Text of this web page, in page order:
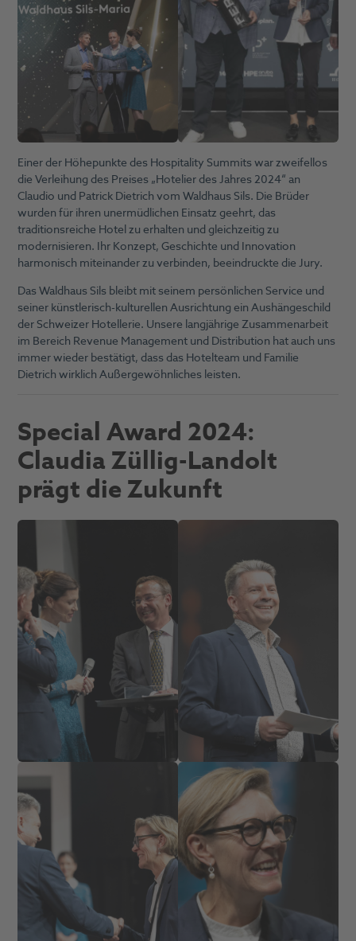
Einer der Höhepunkte des Hospitality Summits war zweifellos
die Verleihung des Preises „Hotelier des Jahres 2024“ an
Claudio und Patrick Dietrich vom Waldhaus Sils. Die Brüder
wurden für ihren unermüdlichen Einsatz geehrt, das
traditionsreiche Hotel zu erhalten und gleichzeitig zu
modernisieren. Ihr Konzept, Geschichte und Innovation
harmonisch miteinander zu verbinden, beeindruckte die Jury.
Das Waldhaus Sils bleibt mit seinem persönlichen Service und
seiner künstlerisch-kulturellen Ausrichtung ein Aushängeschild
der Schweizer Hotellerie. Unsere langjährige Zusammenarbeit
im Bereich Revenue Management und Distribution hat auch uns
immer wieder bestätigt, dass das Hotelteam und Familie
Dietrich wirklich Außergewöhnliches leisten.
Special Award 2024:
Claudia Züllig-Landolt
prägt die Zukunft